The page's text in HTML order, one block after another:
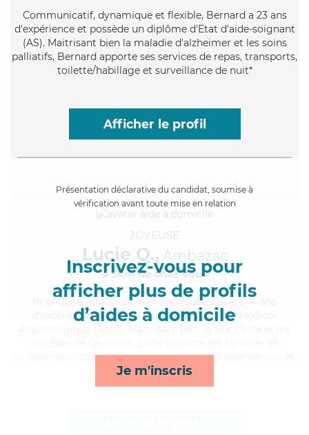
Communicatif, dynamique et flexible, Bernard a 23 ans
d'expérience et possède un diplôme d'Etat d'aide-soignant
(AS). Maitrisant bien la maladie d'alzheimer et les soins
palliatifs, Bernard apporte ses services de repas, transports,
toilette/habillage et surveillance de nuit*
Afficher le profil
Présentation déclarative du candidat, soumise à
vérification avant toute mise en relation
Inscrivez-vous pour
afficher plus de profils
d’aides à domicile
Je m'inscris
JOYEUSE
Lucie Q., Ambazac
à 5km de chez Vous
, infatiguable et appliquée, Lucie a 14 ans
d'expérience et possède un diplôme d'Aide Médico-
toilette/habillage, courses/livraison, surveillance de nuit et
repas*